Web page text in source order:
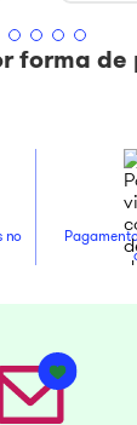
forma
no